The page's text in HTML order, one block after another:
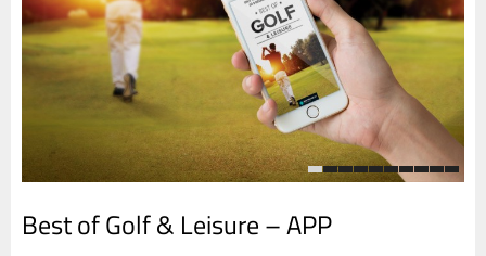
1 2 3 4 5 6 7 8 9 10
Best of Golf & Leisure – APP